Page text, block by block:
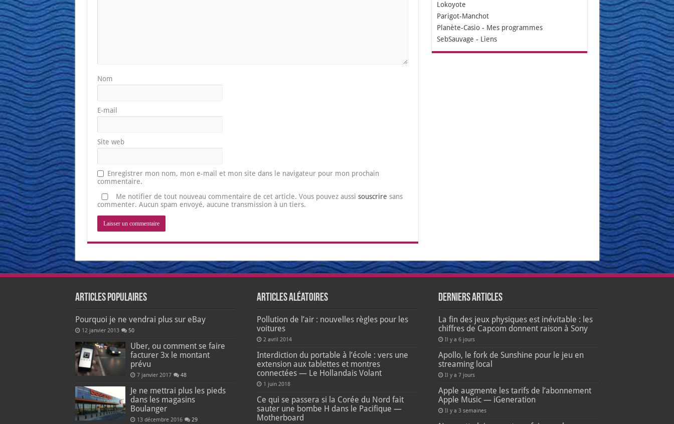
Nom
E-mail
Site web
Enregistrer mon nom, mon e-mail et mon site dans le navigateur pour mon prochain
commentaire.
Me notifier de tout nouveau commentaire de cet article. Vous pouvez aussi souscrire sans
commenter. Aucun spam envoyé, aucune transmission à un tiers.
Lokoyote
Parigot-Manchot
Planète-Casio- Mes programmes
SebSauvage - Liens
Articles populaires
Pourquoi je ne vendrai plus sur eBay
12 janvier 2013 50
Uber, ou comment se faire
facturer 3x le montant
prévu
7 janvier 2017 48
Je ne mettrai plus les pieds
dans les magasins
Boulanger
13 décembre 2016 29
Articles aléatoires
Pollution de l’air : nouvelles règles pour les
voitures
2 avril 2014
Interdiction du portable à l’école : vers une
extension aux tablettes et montres
connectées — Le Hollandais Volant
1 juin 2018
Ce qui se passera si la Corée du Nord fait
sauter une bombe H dans le Pacifique —
Motherboard
Derniers articles
La fin des jeux physiques est inévitable : les
chiffres de Capcom donnent raison à Sony
Il y a 6 jours
Apollo, le fork de Sunshine pour le jeu en
streaming local
Il y a 7 jours
Apple augmente les tarifs de l’abonnement
Apple Music — iGeneration
Il y a 3 semaines